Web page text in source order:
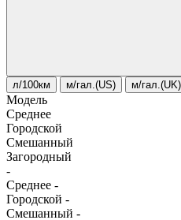
л/100км м/гал.(US) м/гал.(UK)
Модель
Среднее
Городской
Смешанный
Загородный
-
Среднее -
Городской -
Смешанный -